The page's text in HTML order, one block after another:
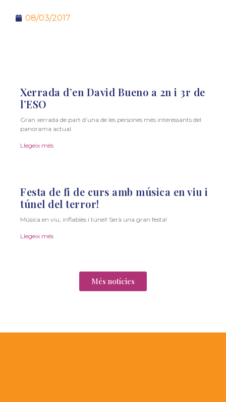
08/03/2017
Xerrada d’en David Bueno a 2n i 3r de
l’ESO
Gran xerrada de part d’una de les persones més interessants del
panorama actual.
Llegeix més
Festa de fi de curs amb música en viu i
túnel del terror!
Música en viu, inflables i túnel! Serà una gran festa!
Llegeix més
Més notícies